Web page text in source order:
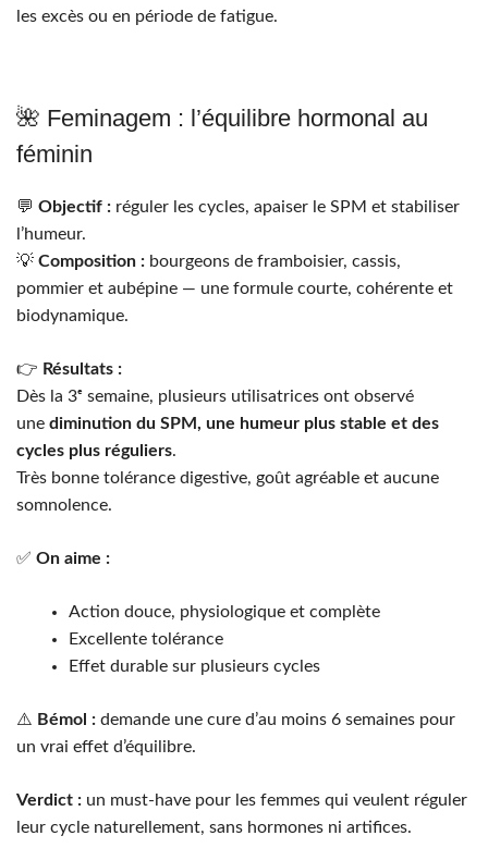
les excès ou en période de fatigue.
🌺 Feminagem : l’équilibre hormonal au
féminin
💬 Objectif : réguler les cycles, apaiser le SPM et stabiliser
l’humeur.
💡 Composition : bourgeons de framboisier, cassis,
pommier et aubépine — une formule courte, cohérente et
biodynamique.
👉 Résultats :
Dès la 3ᵉ semaine, plusieurs utilisatrices ont observé
une diminution du SPM, une humeur plus stable et des
cycles plus réguliers.
Très bonne tolérance digestive, goût agréable et aucune
somnolence.
✅ On aime :
Action douce, physiologique et complète
Excellente tolérance
Effet durable sur plusieurs cycles
⚠️ Bémol : demande une cure d’au moins 6 semaines pour
un vrai effet d’équilibre.
Verdict : un must-have pour les femmes qui veulent réguler
leur cycle naturellement, sans hormones ni artifices.